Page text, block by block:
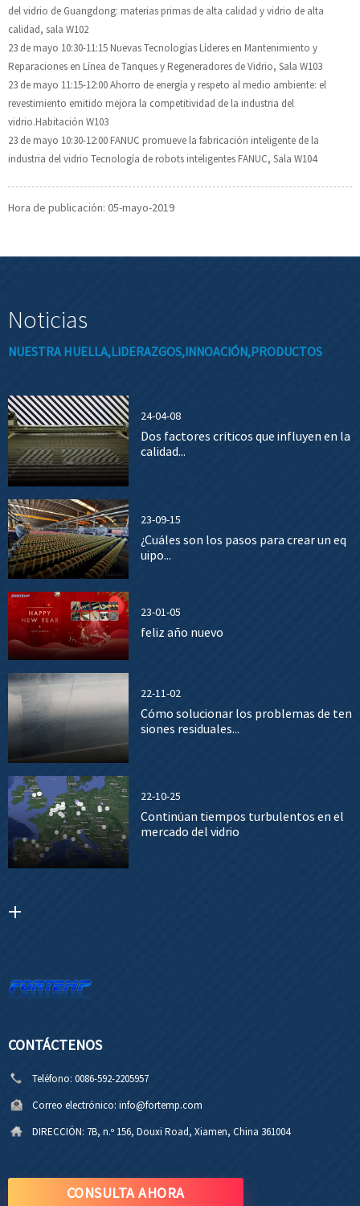
del vidrio de Guangdong: materias primas de alta calidad y vidrio de alta
calidad, sala W102
23 de mayo 10:30-11:15 Nuevas Tecnologías Líderes en Mantenimiento y
Reparaciones en Línea de Tanques y Regeneradores de Vidrio, Sala W103
23 de mayo 11:15-12:00 Ahorro de energía y respeto al medio ambiente: el
revestimiento emitido mejora la competitividad de la industria del
vidrio.Habitación W103
23 de mayo 10:30-12:00 FANUC promueve la fabricación inteligente de la
industria del vidrio Tecnología de robots inteligentes FANUC, Sala W104
Hora de publicación: 05-mayo-2019
Noticias
NUESTRA HUELLA,LIDERAZGOS,INNOACIÓN,PRODUCTOS
24-04-08
Dos factores críticos que influyen en la
calidad...
23-09-15
¿Cuáles son los pasos para crear un eq
uipo...
23-01-05
feliz año nuevo
22-11-02
Cómo solucionar los problemas de ten
siones residuales...
22-10-25
Continúan tiempos turbulentos en el
mercado del vidrio
CONTÁCTENOS
Teléfono: 0086-592-2205957
Correo electrónico: info@fortemp.com
DIRECCIÓN: 7B, n.º 156, Douxi Road, Xiamen, China 361004
CONSULTA AHORA